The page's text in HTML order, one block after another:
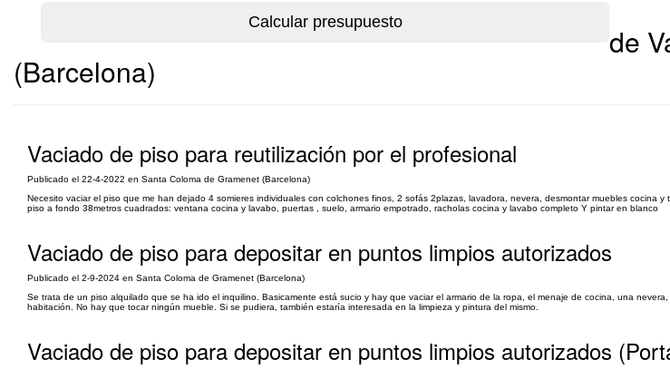
de
(Barcelona)
Vaciado de piso para reutilización por el profesional
Publicado el 22-4-2022 en Santa Coloma de Gramenet (Barcelona)
Necesito vaciar el piso que me han dejado 4 somieres individuales con colchones finos, 2 sofás 2plazas, lavadora, nevera, desmontar muebles cocina
piso a fondo 38metros cuadrados: ventana cocina y lavabo, puertas , suelo, armario empotrado, racholas cocina y lavabo completo Y pintar en blanco
Vaciado de piso para depositar en puntos limpios autorizados
Publicado el 2-9-2024 en Santa Coloma de Gramenet (Barcelona)
Se trata de un piso alquilado que se ha ido el inquilino. Basicamente está sucio y hay que vaciar el armario de la ropa, el menaje de cocina, una
habitación. No hay que tocar ningún mueble. Si se pudiera, también estaría interesada en la limpieza y pintura del mismo.
Vaciado de piso para depositar en puntos limpios autorizados